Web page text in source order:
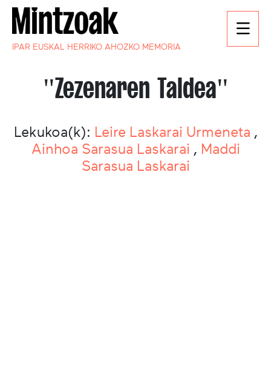
IPAR EUSKAL HERRIKO AHOZKO MEMORIA
"Zezenaren Taldea"
Lekukoa(k): Leire Laskarai Urmeneta ,
Ainhoa Sarasua Laskarai , Maddi
Sarasua Laskarai